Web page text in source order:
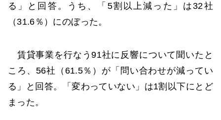
る」と回答。うち、「5割以上減った」は32社
（31.6％）にのぼった。
賃貸事業を行なう91社に反響について聞いたと
ころ、56社（61.5％）が「問い合わせが減ってい
る」と回答。「変わっていない」は1割以下にとど
まった。